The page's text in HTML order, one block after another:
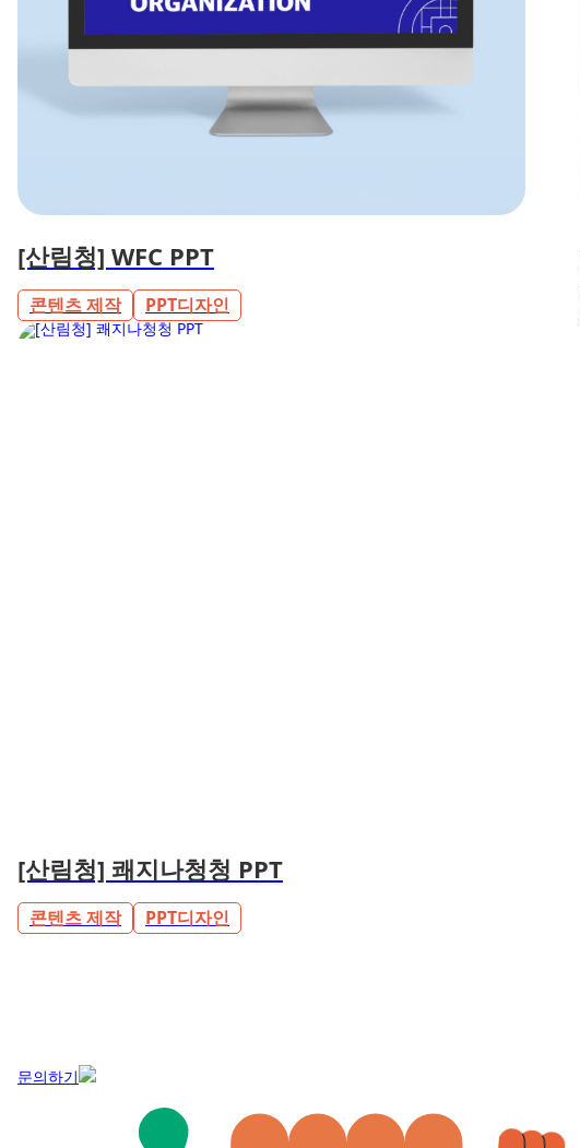
[산림청] WFC PPT
콘텐츠 제작 PPT디자인
[산림청] 쾌지나청청 PPT
콘텐츠 제작 PPT디자인
문의하기